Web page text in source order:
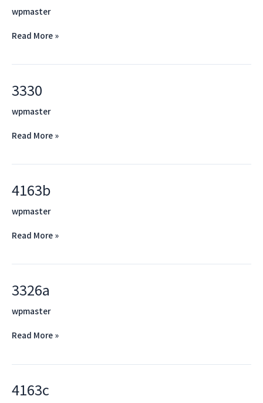
wpmaster
Read More »
3330
wpmaster
3330
Read More »
4163b
wpmaster
4163b
Read More »
3326a
wpmaster
3326a
Read More »
4163c
4163c